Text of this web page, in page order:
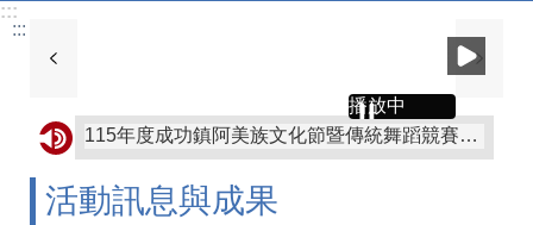
:::
:::
播放中
轉知苗栗縣政府有關赴中國大陸從事宗教交流相關風險及注意事項
活動訊息與成果